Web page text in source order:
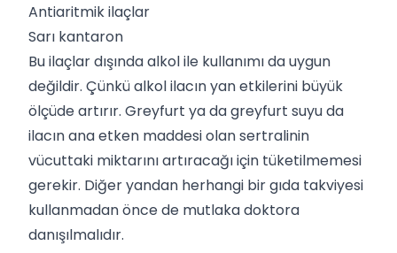
Antiaritmik ilaçlar
Sarı kantaron
Bu ilaçlar dışında alkol ile kullanımı da uygun
değildir. Çünkü alkol ilacın yan etkilerini büyük
ölçüde artırır. Greyfurt ya da greyfurt suyu da
ilacın ana etken maddesi olan sertralinin
vücuttaki miktarını artıracağı için tüketilmemesi
gerekir. Diğer yandan herhangi bir gıda takviyesi
kullanmadan önce de mutlaka doktora
danışılmalıdır.